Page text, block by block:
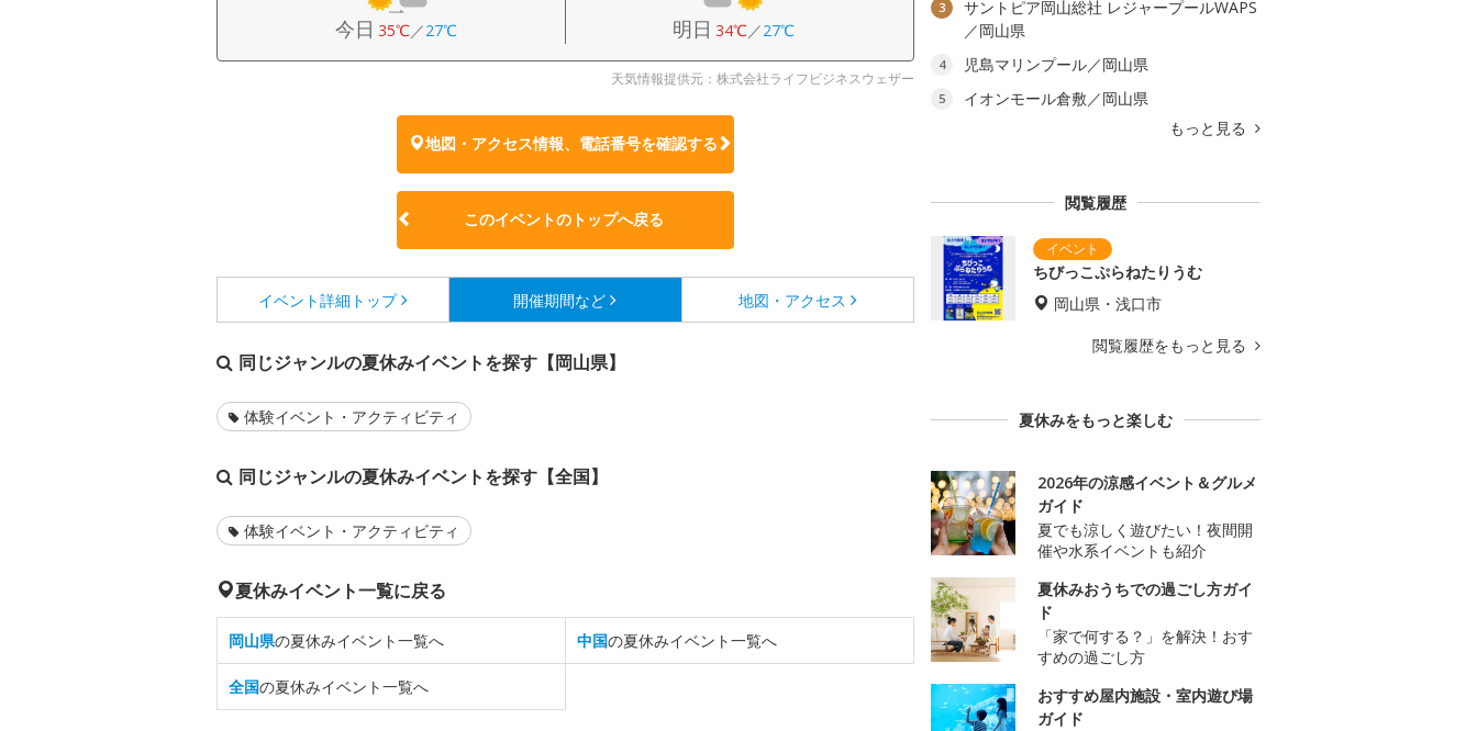
今日 35℃／27℃ 明日 34℃／27℃
天気情報提供元：株式会社ライフビジネスウェザー
地図・アクセス情報、電話番号を確認する
このイベントのトップへ戻る
イベント詳細 トップ 開催期間など 地図・アクセス
同じジャンルの夏休みイベントを探す【岡山県】
体験イベント・アクティビティ
同じジャンルの夏休みイベントを探す【全国】
体験イベント・アクティビティ
夏休みイベント一覧に戻る
岡山県の夏休みイベント一覧へ 中国の夏休みイベント一覧へ
全国の夏休みイベント一覧へ
3
サントピア岡山総社 レジャープールWAPS
／岡山県
4 児島マリンプール／岡山県
5
イオンモール倉敷／岡山県
もっと見る
閲覧履歴
ちびっこぷらねたりうむ
岡山県・浅口市
閲覧履歴をもっと見る
夏休みをもっと楽しむ
2026年の涼感イベント＆グルメ
ガイド
夏でも涼しく遊びたい！夜間開
催や水系イベントも紹介
夏休みおうちでの過ごし方ガイ
ド
「家で何する？」を解決！おす
すめの過ごし方
おすすめ屋内施設・室内遊び場
ガイド